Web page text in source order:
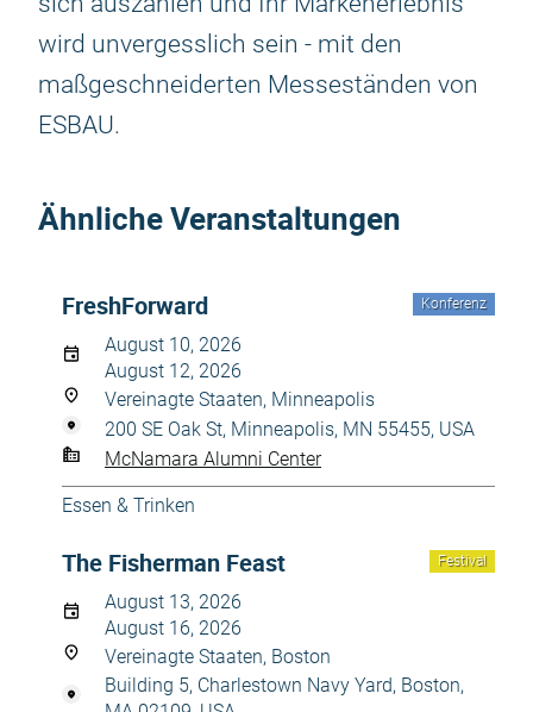
wird unvergesslich sein - mit den
maßgeschneiderten Messeständen von
ESBAU.
Ähnliche Veranstaltungen
Konferenz
FreshForward
August 10, 2026
August 12, 2026
Vereinagte Staaten, Minneapolis
200 SE Oak St, Minneapolis, MN 55455, USA
McNamara Alumni Center
Essen & Trinken
Festival
The Fisherman Feast
August 13, 2026
August 16, 2026
Vereinagte Staaten, Boston
Building 5, Charlestown Navy Yard, Boston,